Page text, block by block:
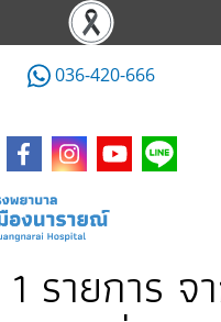
036-420-666
รายการ จ